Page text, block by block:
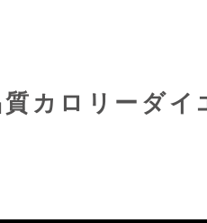
カロリーダイ